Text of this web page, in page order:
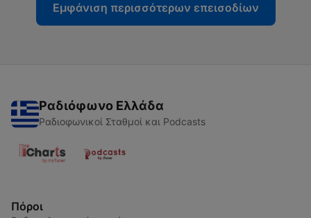
Εμφάνιση περισσότερων επεισοδίων
Ραδιόφωνο Ελλάδα
Ραδιοφωνικοί Σταθμοί και Podcasts
Πόροι